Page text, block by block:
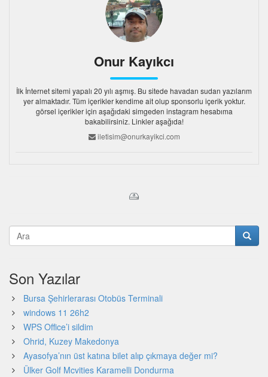
Onur Kayıkcı
İlk İnternet sitemi yapalı 20 yılı aşmış. Bu sitede havadan sudan yazılarım
yer almaktadır. Tüm içerikler kendime ait olup sponsorlu içerik yoktur.
görsel içerikler için aşağıdaki simgeden instagram hesabıma
bakabilirsiniz. Linkler aşağıda!
iletisim@onurkayikci.com
Son Yazılar
Bursa Şehirlerarası Otobüs Terminali
windows 11 26h2
WPS Office’i sildim
Ohrid, Kuzey Makedonya
Ayasofya’nın üst katına bilet alıp çıkmaya değer mi?
Ülker Golf Mcvities Karamelli Dondurma